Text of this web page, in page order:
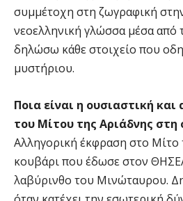
συμμέτοχη στη ζωγραφική
νεοελληνική γλώσσα μέσα από
δηλώσω κάθε στοιχείο που
μυστήριου.
Ποια είναι η ουσιαστική
του Μίτου της Αριάδνης στη
Αλληγορική έκφραση στο Μίτο
κουβάρι που έδωσε στον
λαβύρινθο του Μινώταυρου.